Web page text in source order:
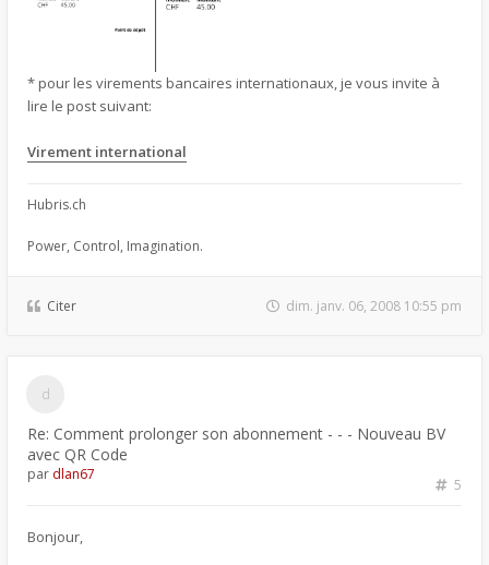
* pour les virements bancaires internationaux, je vous invite à
lire le post suivant:
Virement international
Hubris.ch
Power, Control, Imagination.
Citer dim. janv. 06, 2008 10:55 pm
Re: Comment prolonger son abonnement - - - Nouveau BV
avec QR Code
5
par dlan67
Bonjour,